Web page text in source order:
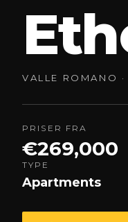
VALLE ROMANO ·
PRISER FRA
€269,000
TYPE
Apartments